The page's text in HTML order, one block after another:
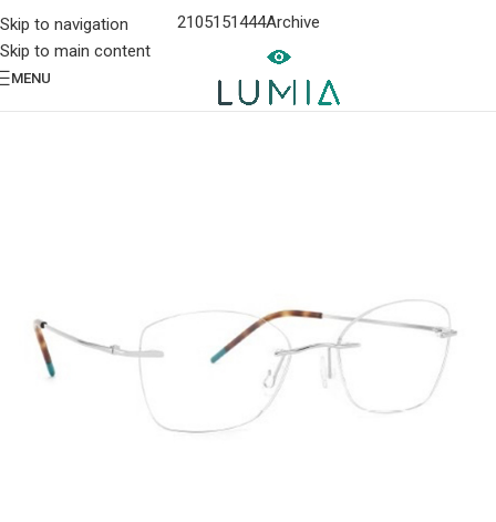
Skip to navigation
Skip to main content
2105151444Archive
MENU